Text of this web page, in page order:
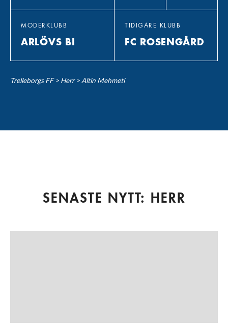
MODERKLUBB
ARLÖVS BI
TIDIGARE KLUBB
FC ROSENGÅRD
Trelleborgs FF> Herr> Altin Mehmeti
SENASTE NYTT: HERR